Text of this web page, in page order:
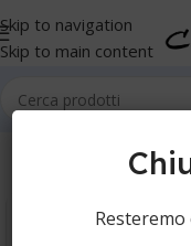
Skip to navigation
Skip to main content
Resteremo